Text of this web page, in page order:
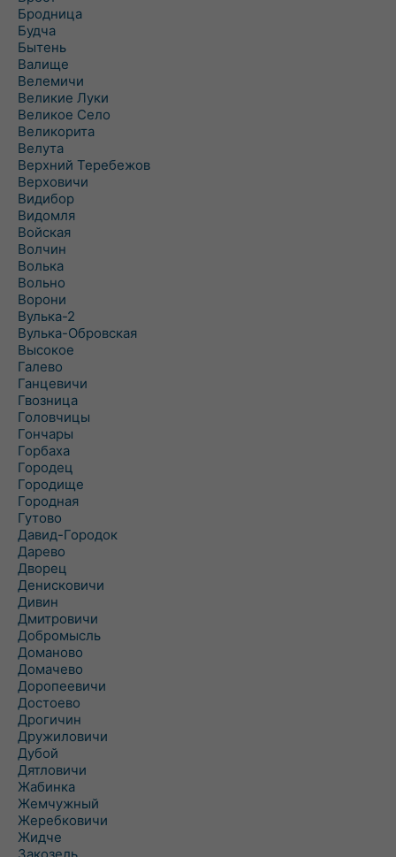
Бродница
Будча
Бытень
Валище
Велемичи
Великие Луки
Великое Село
Великорита
Велута
Верхний Теребежов
Верховичи
Видибор
Видомля
Войская
Волчин
Волька
Вольно
Ворони
Вулька-2
Вулька-Обровская
Высокое
Галево
Ганцевичи
Гвозница
Головчицы
Гончары
Горбаха
Городец
Городище
Городная
Гутово
Давид-Городок
Дарево
Дворец
Денисковичи
Дивин
Дмитровичи
Добромысль
Доманово
Домачево
Доропеевичи
Достоево
Дрогичин
Дружиловичи
Дубой
Дятловичи
Жабинка
Жемчужный
Жеребковичи
Жидче